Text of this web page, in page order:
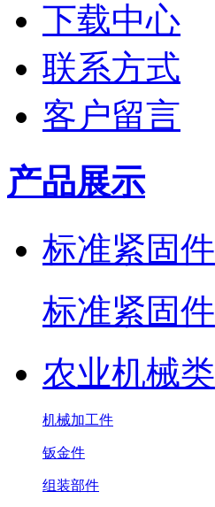
下载中心
联系方式
客户留言
产品展示
标准紧固件
标准紧固件
农业机械类
机械加工件
钣金件
组装部件